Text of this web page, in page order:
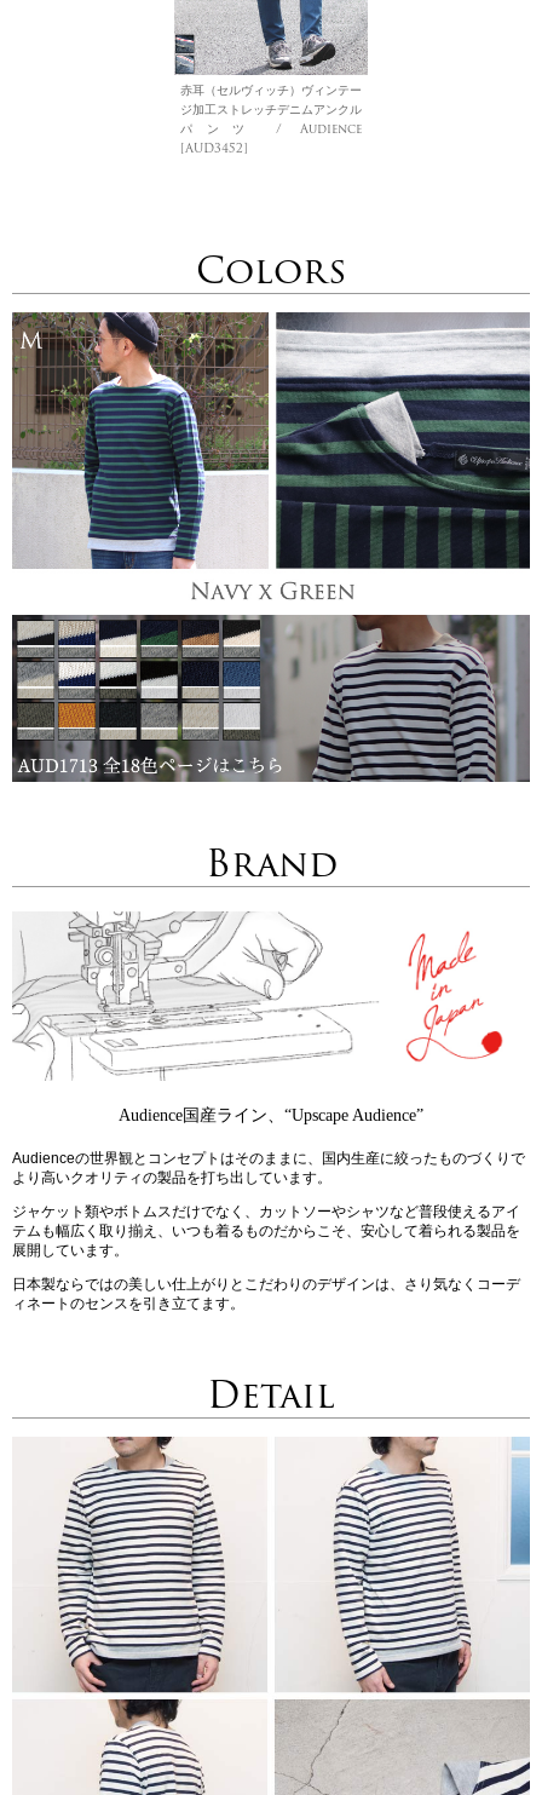
赤耳（セルヴィッチ）ヴィンテー
ジ加工ストレッチデニムアンクル
パンツ / Audience
[AUD3452]
Colors
Brand
Audience国産ライン、“Upscape Audience”
Audienceの世界観とコンセプトはそのままに、国内生産に絞ったものづくりで
より高いクオリティの製品を打ち出しています。
ジャケット類やボトムスだけでなく、カットソーやシャツなど普段使えるアイ
テムも幅広く取り揃え、いつも着るものだからこそ、安心して着られる製品を
展開しています。
日本製ならではの美しい仕上がりとこだわりのデザインは、さり気なくコーデ
ィネートのセンスを引き立てます。
Detail